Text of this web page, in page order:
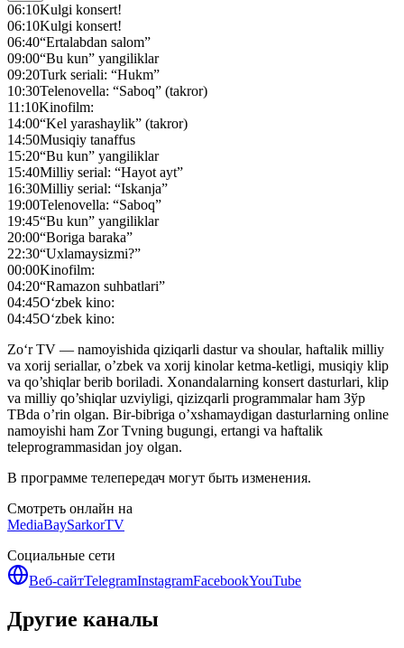
06:10Kulgi konsert!
06:10Kulgi konsert!
06:40“Ertalabdan salom”
09:00“Bu kun” yangiliklar
09:20Turk seriali: “Hukm”
10:30Telenovella: “Saboq” (takror)
11:10Kinofilm:
14:00“Kel yarashaylik” (takror)
14:50Musiqiy tanaffus
15:20“Bu kun” yangiliklar
15:40Milliy serial: “Hayot ayt”
16:30Milliy serial: “Iskanja”
19:00Telenovella: “Saboq”
19:45“Bu kun” yangiliklar
20:00“Boriga baraka”
22:30“Uxlamaysizmi?”
00:00Kinofilm:
04:20“Ramazon suhbatlari”
04:45O‘zbek kino:
04:45O‘zbek kino:
Zo‘r TV — namoyishida qiziqarli dastur va shoular, haftalik milliy
va xorij seriallar, o’zbek va xorij kinolar ketma-ketligi, musiqiy klip
va qo’shiqlar berib boriladi. Xonandalarning konsert dasturlari, klip
va milliy qo’shiqlar uzviyligi, qizizqarli programmalar ham Зўр
ТВda o’rin olgan. Bir-bibriga o’xshamaydigan dasturlarning online
namoyishi ham Zor Tvning bugungi, ertangi va haftalik
teleprogrammasidan joy olgan.
В программе телепередач могут быть изменения.
Смотреть онлайн на
MediaBaySarkorTV
Социальные сети
Веб-сайтTelegramInstagramFacebookYouTube
Другие каналы